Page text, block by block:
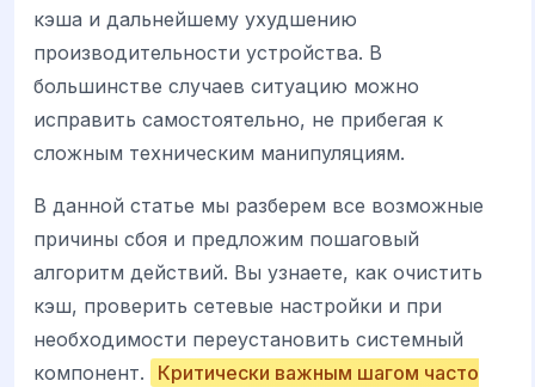
кэша и дальнейшему ухудшению
производительности устройства. В
большинстве случаев ситуацию можно
исправить самостоятельно, не прибегая к
сложным техническим манипуляциям.
В данной статье мы разберем все возможные
причины сбоя и предложим пошаговый
алгоритм действий. Вы узнаете, как очистить
кэш, проверить сетевые настройки и при
необходимости переустановить системный
компонент.
Критически важным шагом часто